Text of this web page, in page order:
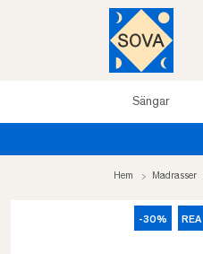
Sängar
Hem Madrasser
-30% REA